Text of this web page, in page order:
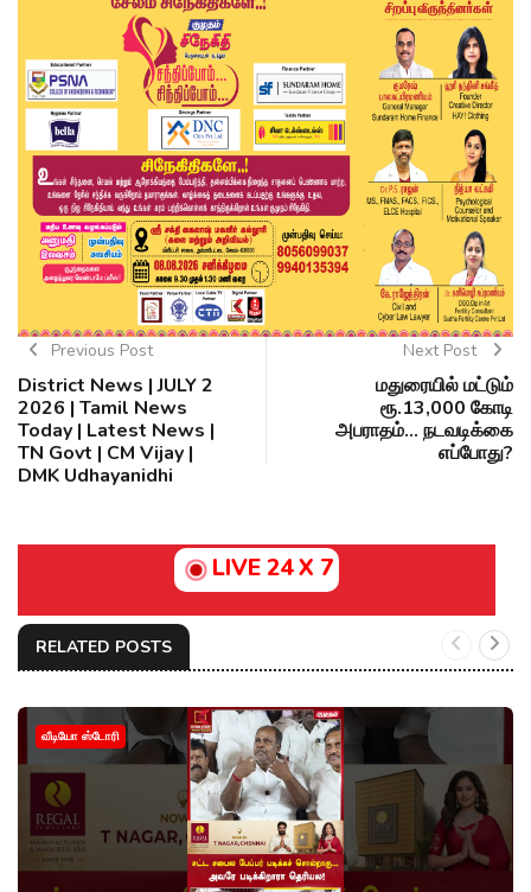
Previous Post
District News | JULY 2
2026 | Tamil News
Today | Latest News |
TN Govt | CM Vijay |
DMK Udhayanidhi
Next Post
மதுரையில் மட்டும்
ரூ.13,000 கோடி
அபராதம்... நடவடிக்கை
எப்போது?
LIVE 24 X 7
RELATED POSTS
வீடியோ ஸ்டோரி